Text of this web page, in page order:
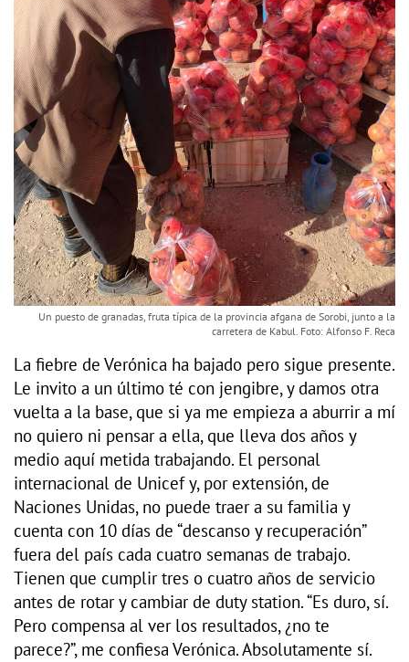
Un puesto de granadas, fruta típica de la provincia afgana de Sorobi, junto a la
carretera de Kabul. Foto: Alfonso F. Reca
La fiebre de Verónica ha bajado pero sigue presente.
Le invito a un último té con jengibre, y damos otra
vuelta a la base, que si ya me empieza a aburrir a mí
no quiero ni pensar a ella, que lleva dos años y
medio aquí metida trabajando. El personal
internacional de Unicef y, por extensión, de
Naciones Unidas, no puede traer a su familia y
cuenta con 10 días de “descanso y recuperación”
fuera del país cada cuatro semanas de trabajo.
Tienen que cumplir tres o cuatro años de servicio
antes de rotar y cambiar de duty station. “Es duro, sí.
Pero compensa al ver los resultados, ¿no te
parece?”, me confiesa Verónica. Absolutamente sí.